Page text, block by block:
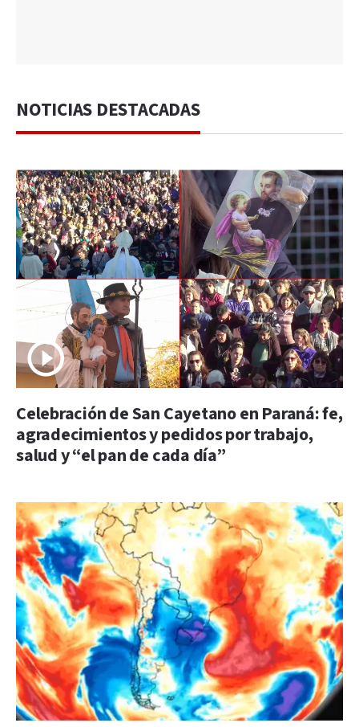
NOTICIAS DESTACADAS
Celebración de San Cayetano en Paraná: fe,
agradecimientos y pedidos por trabajo,
salud y “el pan de cada día”